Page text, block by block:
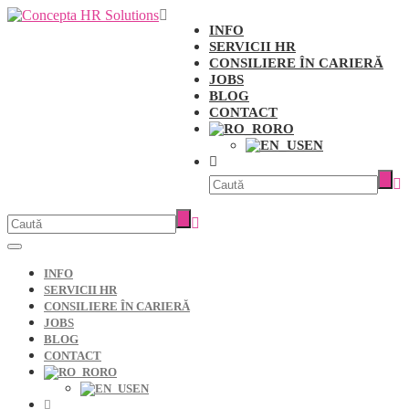
INFO
SERVICII HR
CONSILIERE ÎN CARIERĂ
JOBS
BLOG
CONTACT
RO
EN
INFO
SERVICII HR
CONSILIERE ÎN CARIERĂ
JOBS
BLOG
CONTACT
RO
EN